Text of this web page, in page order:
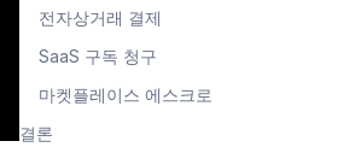
전자상거래 결제
SaaS 구독 청구
마켓플레이스 에스크로
결론